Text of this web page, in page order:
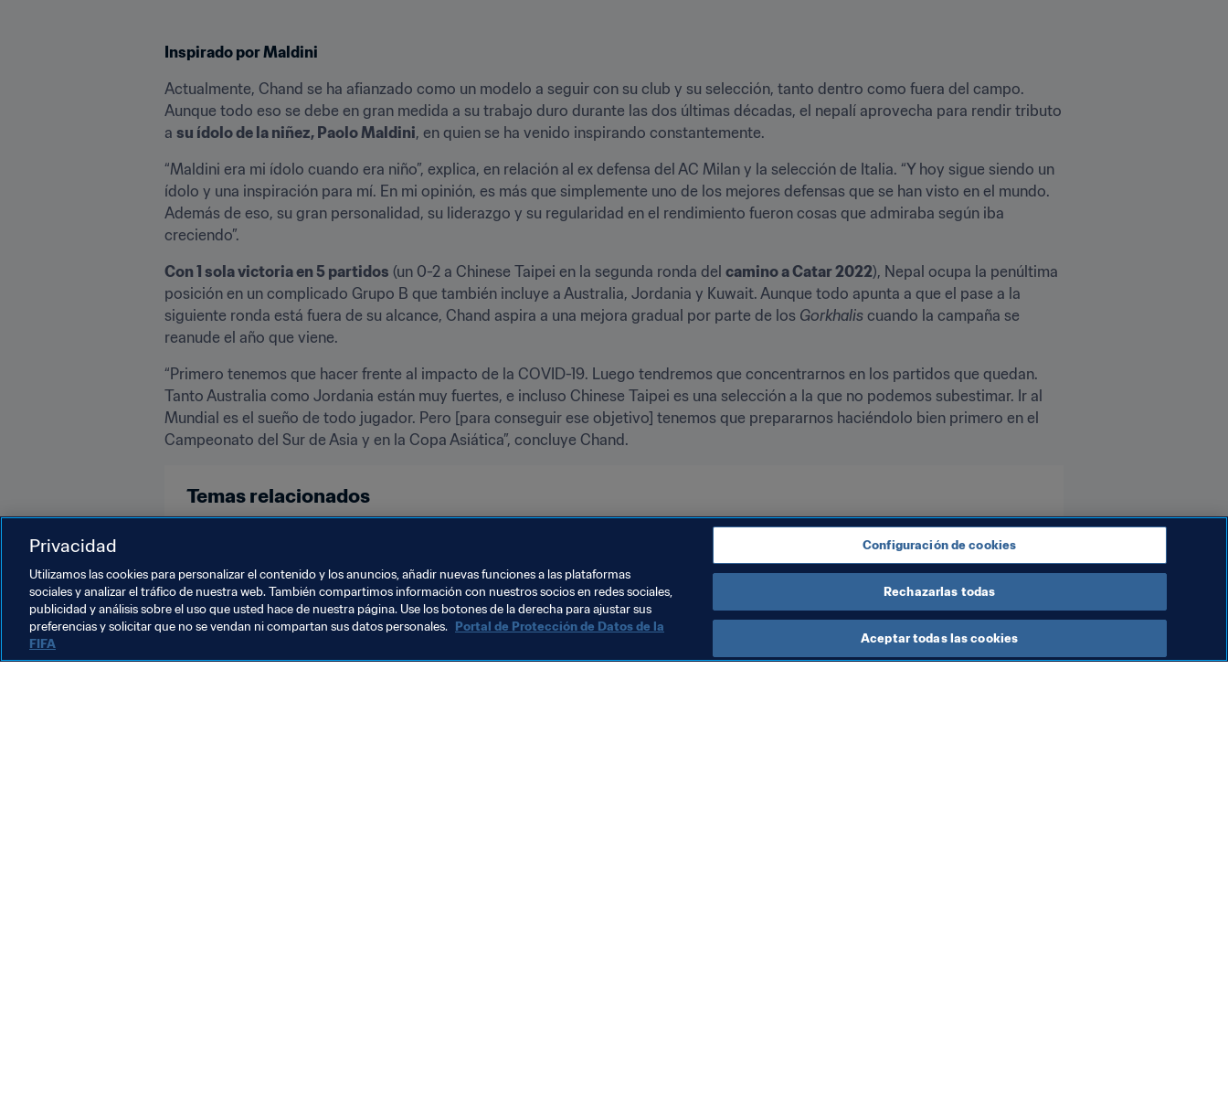
Inspirado por Maldini
Actualmente, Chand se ha afianzado como un modelo a seguir con su club y su selección, tanto dentro como fuera del campo.
Aunque todo eso se debe en gran medida a su trabajo duro durante las dos últimas décadas, el nepalí aprovecha para rendir tributo
a su ídolo de la niñez, Paolo Maldini, en quien se ha venido inspirando constantemente.
“Maldini era mi ídolo cuando era niño”, explica, en relación al ex defensa del AC Milan y la selección de Italia. “Y hoy sigue siendo un
ídolo y una inspiración para mí. En mi opinión, es más que simplemente uno de los mejores defensas que se han visto en el mundo.
Además de eso, su gran personalidad, su liderazgo y su regularidad en el rendimiento fueron cosas que admiraba según iba
creciendo”.
Con 1 sola victoria en 5 partidos (un 0-2 a Chinese Taipei en la segunda ronda del camino a Catar 2022), Nepal ocupa la penúltima
posición en un complicado Grupo B que también incluye a Australia, Jordania y Kuwait. Aunque todo apunta a que el pase a la
siguiente ronda está fuera de su alcance, Chand aspira a una mejora gradual por parte de los Gorkhalis cuando la campaña se
reanude el año que viene.
“Primero tenemos que hacer frente al impacto de la COVID-19. Luego tendremos que concentrarnos en los partidos que quedan.
Tanto Australia como Jordania están muy fuertes, e incluso Chinese Taipei es una selección a la que no podemos subestimar. Ir al
Mundial es el sueño de todo jugador. Pero [para conseguir ese objetivo] tenemos que prepararnos haciéndolo bien primero en el
Campeonato del Sur de Asia y en la Copa Asiática”, concluye Chand.
Temas relacionados
Privacidad
Utilizamos las cookies para personalizar el contenido y los anuncios, añadir nuevas funciones a las plataformas
sociales y analizar el tráfico de nuestra web. También compartimos información con nuestros socios en redes sociales,
publicidad y análisis sobre el uso que usted hace de nuestra página. Use los botones de la derecha para ajustar sus
preferencias y solicitar que no se vendan ni compartan sus datos personales. Portal de Protección de Datos de la
FIFA
Configuración de cookies
Rechazarlas todas
Aceptar todas las cookies